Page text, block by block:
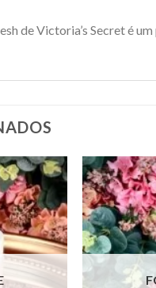
de Victoria’s Secret é